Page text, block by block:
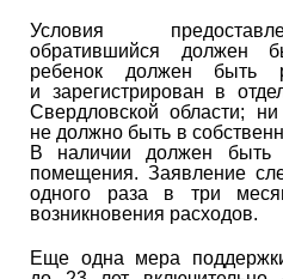
Условия
обратившийся должен
ребенок должен
и зарегистрирован в
Свердловской области;
не должно быть в
В наличии должен быть
помещения. Заявление
одного раза в три
возникновения расходов.
Еще одна мера